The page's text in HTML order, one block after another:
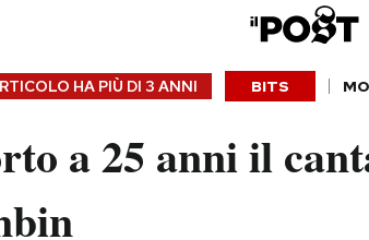
HA PIÙ DI 3 ANNI BITS
a 25 anni il